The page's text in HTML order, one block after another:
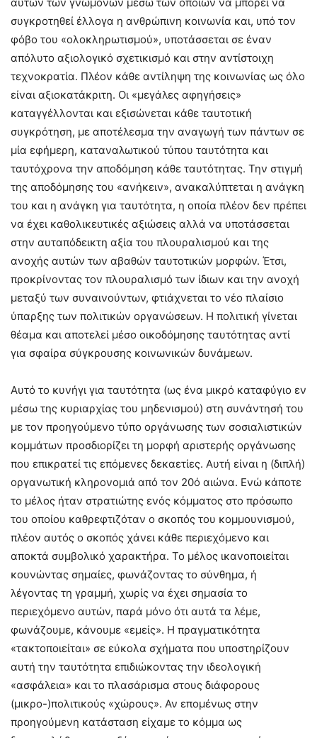
συγκροτηθεί έλλογα η ανθρώπινη κοινωνία και, υπό τον
φόβο του «ολοκληρωτισμού», υποτάσσεται σε έναν
απόλυτο αξιολογικό σχετικισμό και στην αντίστοιχη
τεχνοκρατία. Πλέον κάθε αντίληψη της κοινωνίας ως όλο
είναι αξιοκατάκριτη. Οι «μεγάλες αφηγήσεις»
καταγγέλλονται και εξισώνεται κάθε ταυτοτική
συγκρότηση, με αποτέλεσμα την αναγωγή των πάντων σε
μία εφήμερη, καταναλωτικού τύπου ταυτότητα και
ταυτόχρονα την αποδόμηση κάθε ταυτότητας. Την στιγμή
της αποδόμησης του «ανήκειν», ανακαλύπτεται η ανάγκη
του και η ανάγκη για ταυτότητα, η οποία πλέον δεν πρέπει
να έχει καθολικευτικές αξιώσεις αλλά να υποτάσσεται
στην αυταπόδεικτη αξία του πλουραλισμού και της
ανοχής αυτών των αβαθών ταυτοτικών μορφών. Έτσι,
προκρίνοντας τον πλουραλισμό των ίδιων και την ανοχή
μεταξύ των συναινούντων, φτιάχνεται το νέο πλαίσιο
ύπαρξης των πολιτικών οργανώσεων. Η πολιτική γίνεται
θέαμα και αποτελεί μέσο οικοδόμησης ταυτότητας αντί
για σφαίρα σύγκρουσης κοινωνικών δυνάμεων.
Αυτό το κυνήγι για ταυτότητα (ως ένα μικρό καταφύγιο εν
μέσω της κυριαρχίας του μηδενισμού) στη συνάντησή του
με τον προηγούμενο τύπο οργάνωσης των σοσιαλιστικών
κομμάτων προσδιορίζει τη μορφή αριστερής οργάνωσης
που επικρατεί τις επόμενες δεκαετίες. Αυτή είναι η (διπλή)
οργανωτική κληρονομιά από τον 20ό αιώνα. Ενώ κάποτε
το μέλος ήταν στρατιώτης ενός κόμματος στο πρόσωπο
του οποίου καθρεφτιζόταν ο σκοπός του κομμουνισμού,
πλέον αυτός ο σκοπός χάνει κάθε περιεχόμενο και
αποκτά συμβολικό χαρακτήρα. Το μέλος ικανοποιείται
κουνώντας σημαίες, φωνάζοντας το σύνθημα, ή
λέγοντας τη γραμμή, χωρίς να έχει σημασία το
περιεχόμενο αυτών, παρά μόνο ότι αυτά τα λέμε,
φωνάζουμε, κάνουμε «εμείς». Η πραγματικότητα
«τακτοποιείται» σε εύκολα σχήματα που υποστηρίζουν
αυτή την ταυτότητα επιδιώκοντας την ιδεολογική
«ασφάλεια» και το πλασάρισμα στους διάφορους
(μικρο-)πολιτικούς «χώρους». Αν επομένως στην
προηγούμενη κατάσταση είχαμε το κόμμα ως